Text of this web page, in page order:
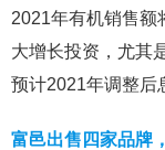
2021年有机销售额
大增长投资，尤其
预计2021年调整后
富邑出售四家品牌